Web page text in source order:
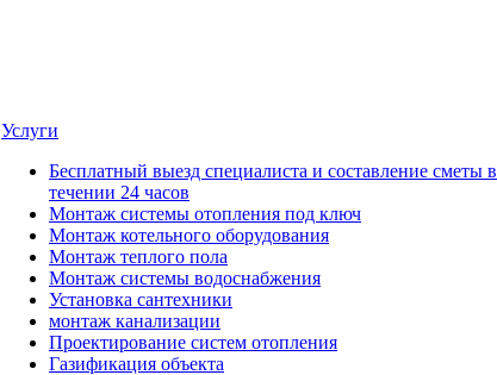
Услуги
Бесплатный выезд специалиста и составление сметы в
течении 24 часов
Монтаж системы отопления под ключ
Монтаж котельного оборудования
Монтаж теплого пола
Монтаж системы водоснабжения
Установка сантехники
монтаж канализации
Проектирование систем отопления
Газификация объекта